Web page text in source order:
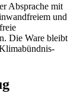
Absprache mit
und
Die Ware bleibt